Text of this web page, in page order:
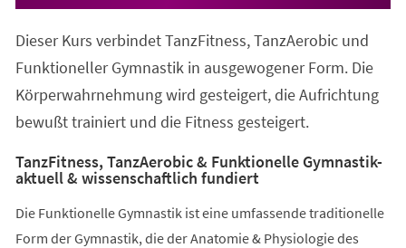
Dieser Kurs verbindet TanzFitness, TanzAerobic und
Funktioneller Gymnastik in ausgewogener Form. Die
Körperwahrnehmung wird gesteigert, die Aufrichtung
bewußt trainiert und die Fitness gesteigert.
TanzFitness, TanzAerobic & Funktionelle Gymnastik-
aktuell & wissenschaftlich fundiert
Die Funktionelle Gymnastik ist eine umfassende traditionelle
Form der Gymnastik, die der Anatomie & Physiologie des